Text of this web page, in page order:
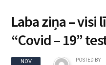
Laba ziņa – visi
“Covid – 19”
NOV POSTED BY